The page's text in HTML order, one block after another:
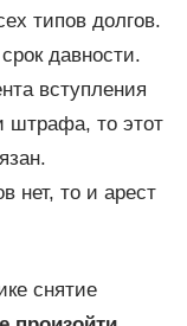
типов долгов.
давности.
вступления
штрафа, то этот
нет, то и арест
снятие